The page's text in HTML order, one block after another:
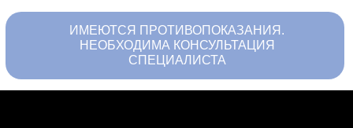
ИМЕЮТСЯ ПРОТИВОПОКАЗАНИЯ.
НЕОБХОДИМА КОНСУЛЬТАЦИЯ
СПЕЦИАЛИСТА